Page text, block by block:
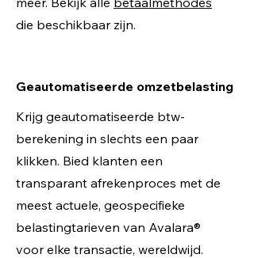
die beschikbaar zijn.
Geautomatiseerde omzetbelasting
Krijg geautomatiseerde btw-
berekening in slechts een paar
klikken. Bied klanten een
transparant afrekenproces met de
meest actuele, geospecifieke
belastingtarieven van Avalara®
voor elke transactie, wereldwijd.